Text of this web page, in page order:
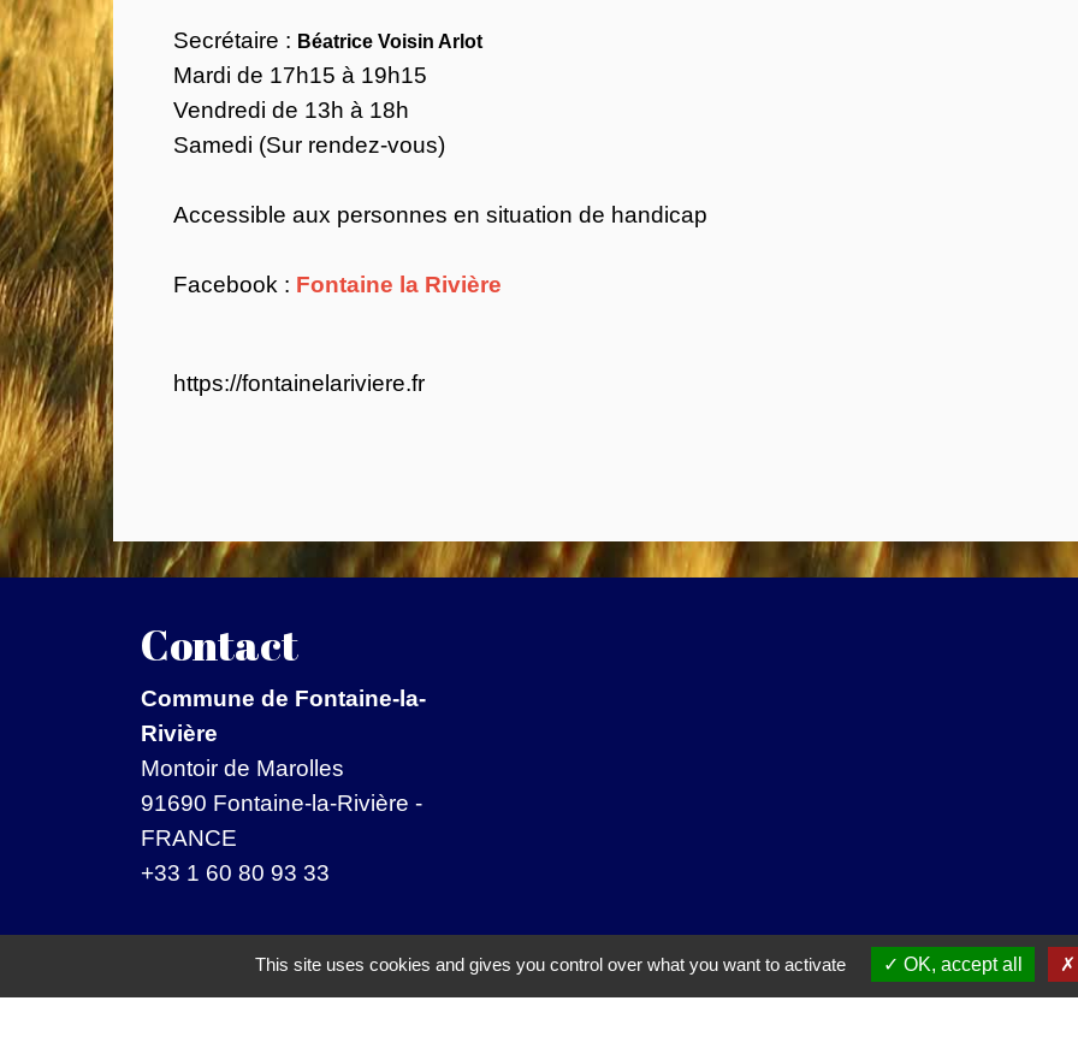
Secrétaire : Béatrice Voisin Arlot
Mardi de 17h15 à 19h15
Vendredi de 13h à 18h
Samedi (Sur rendez-vous)
Accessible aux personnes en situation de handicap
Facebook : Fontaine la Rivière
https://fontainelariviere.fr
Contact
Commune de Fontaine-la-
Rivière
Montoir de Marolles
91690 Fontaine-la-Rivière -
FRANCE
+33 1 60 80 93 33
Mentions légales - Politique de confidentialité - Accessibilité - Application mobile Localiti
This site uses cookies and gives you control over what you want to activate OK, accept all